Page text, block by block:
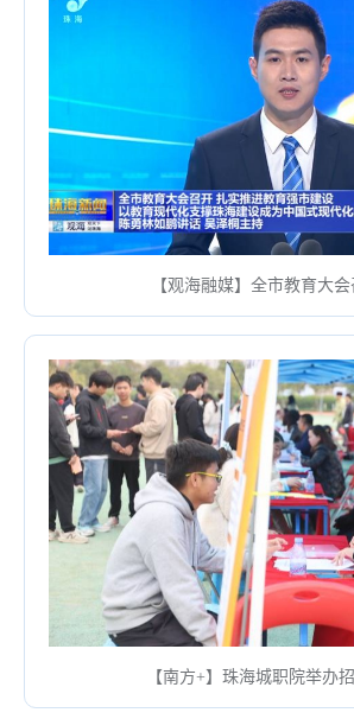
【观海融媒】全市教育大会
【南方+】珠海城职院举办